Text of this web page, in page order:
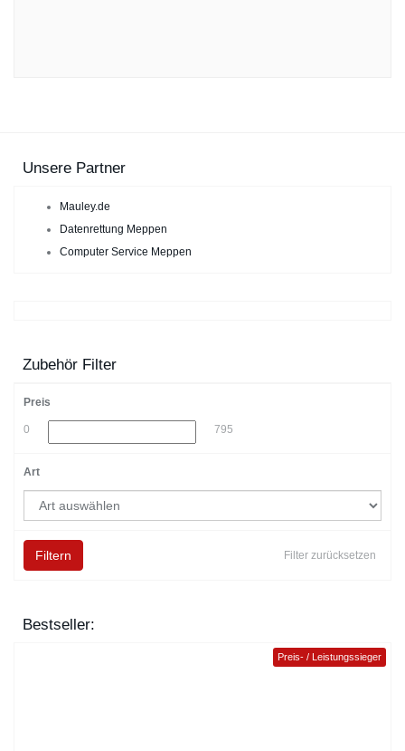
Unsere Partner
Mauley.de
Datenrettung Meppen
Computer Service Meppen
Zubehör Filter
Preis
0 795
Art
Filter zurücksetzen
Filtern
Bestseller:
Preis- / Leistungssieger